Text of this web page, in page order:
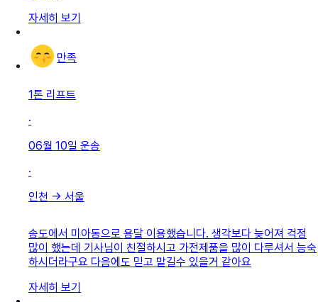
자세히 보기
만족
1톤 리프트
·
06월 10일 운송
·
인천 → 서울
송도에서 미아동으로 용달 이용했습니다. 생각보다 늦어져 걱정
많이 했는데 기사님이 친절하시고 가전제품을 많이 다루셔서 능숙
하시더라구요 다음에도 믿고 맡길수 있을거 같아요
자세히 보기